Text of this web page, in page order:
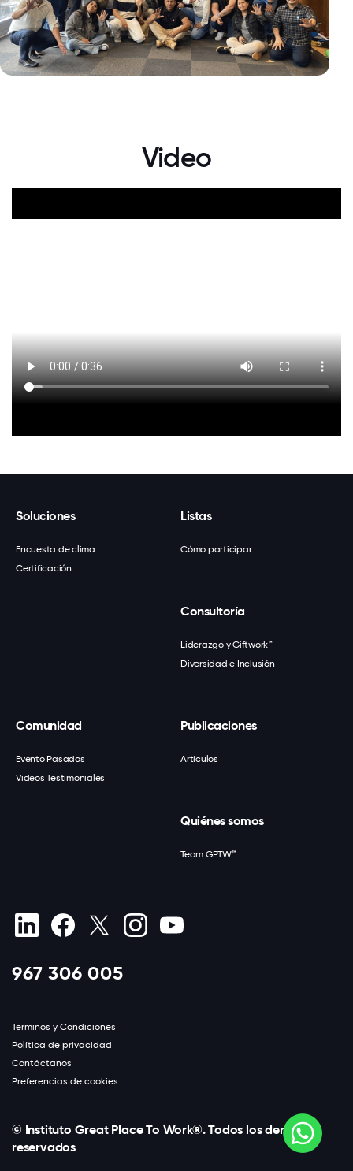
Video
Soluciones
Encuesta de clima
Certificación
Listas
Cómo participar
Consultoría
Liderazgo y Giftwork™
Diversidad e Inclusión
Comunidad
Evento Pasados
Videos Testimoniales
Publicaciones
Artículos
Quiénes somos
Team GPTW™
967 306 005
Términos y Condiciones
Política de privacidad
Contáctanos
Preferencias de cookies
© Instituto Great Place To Work®. Todos los derechos
reservados